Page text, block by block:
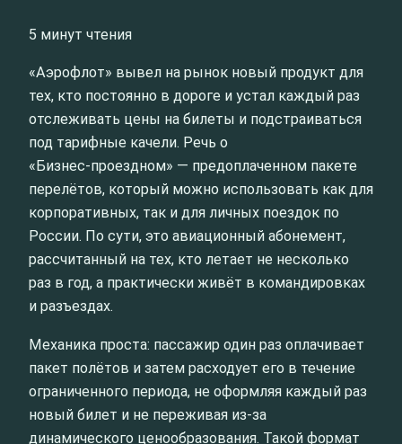
5 минут чтения
«Аэрофлот» вывел на рынок новый продукт для
тех, кто постоянно в дороге и устал каждый раз
отслеживать цены на билеты и подстраиваться
под тарифные качели. Речь о
«Бизнес‑проездном» — предоплаченном пакете
перелётов, который можно использовать как для
корпоративных, так и для личных поездок по
России. По сути, это авиационный абонемент,
рассчитанный на тех, кто летает не несколько
раз в год, а практически живёт в командировках
и разъездах.
Механика проста: пассажир один раз оплачивает
пакет полётов и затем расходует его в течение
ограниченного периода, не оформляя каждый раз
новый билет и не переживая из‑за
динамического ценообразования. Такой формат